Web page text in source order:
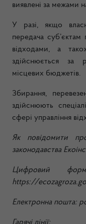
виявлені за межами
У разі, якщо
передача
відходами, а також
здійснюється за
місцевих бюджетів.
Збирання,
здійснюють
сфері управління
Як повідомити
законодавства
Цифровий
https://
Електронна пошта:
Гарячі лінії: